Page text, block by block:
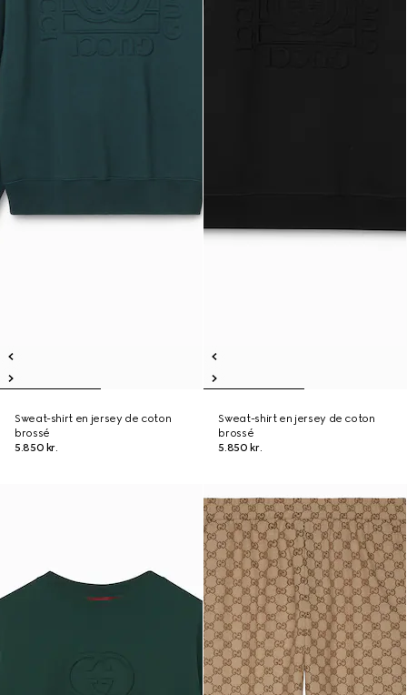
Sweat-shirt en jersey de coton
brossé
5.850 kr.
Sweat-shirt en jersey de coton
brossé
5.850 kr.